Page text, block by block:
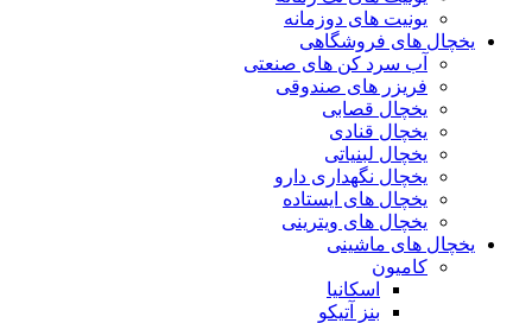
یونیت های دوزمانه
یخچال های فروشگاهی
آب سرد کن های صنعتی
فریزر های صندوقی
یخچال قصابی
یخچال قنادی
یخچال لبنیاتی
یخچال نگهداری دارو
یخچال های ایستاده
یخچال های ویترینی
یخچال های ماشینی
کامیون
اسکانیا
بنز آتیکو